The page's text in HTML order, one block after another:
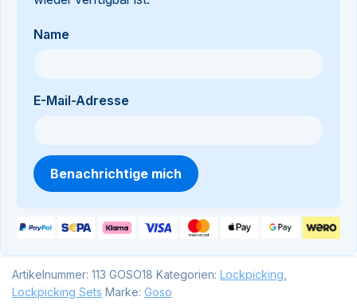
Name
E-Mail-Adresse
Benachrichtige mich
Artikelnummer: 113 GOSO18 Kategorien: Lockpicking
Lockpicking Sets Marke: Goso